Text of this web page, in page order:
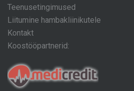
Teenusetingimused
Liitumine hambakliinikutele
Kontakt
Koostööpartnerid: